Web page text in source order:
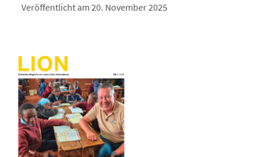
Veröffentlicht am 20. November 2025